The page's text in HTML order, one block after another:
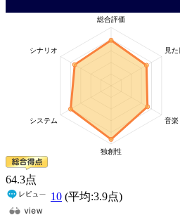
64.3点
10 (平均:3.9点)